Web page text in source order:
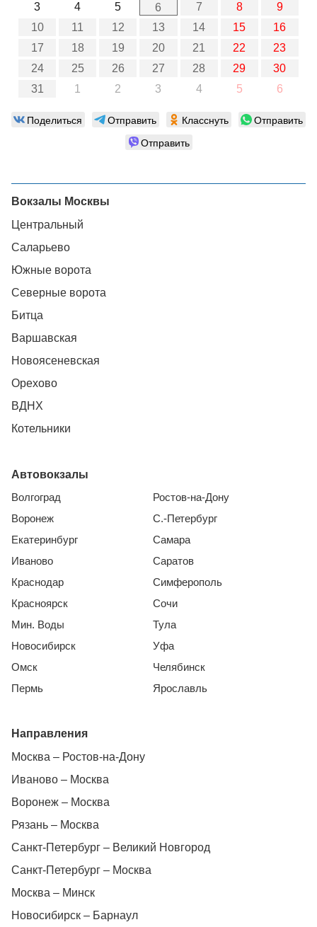
3
4 5 6 7 8
9
10
11 12 13 14 15
16
17
18 19 20 21 22
23
24
25 26 27 28 29
30
31
1 2 3 4 5 6
Поделиться Отправить Класснуть
Отправить
Отправить
Вокзалы Москвы
Центральный
Саларьево
Южные ворота
Северные ворота
Битца
Варшавская
Новоясеневская
Орехово
ВДНХ
Котельники
Автовокзалы
Волгоград
Воронеж
Екатеринбург
Иваново
Краснодар
Красноярск
Мин. Воды
Новосибирск
Омск
Пермь
Ростов-на-Дону
С.-Петербург
Самара
Саратов
Симферополь
Сочи
Тула
Уфа
Челябинск
Ярославль
Направления
Москва – Ростов-на-Дону
Иваново – Москва
Воронеж – Москва
Рязань – Москва
Санкт-Петербург – Великий Новгород
Санкт-Петербург – Москва
Москва – Минск
Новосибирск – Барнаул